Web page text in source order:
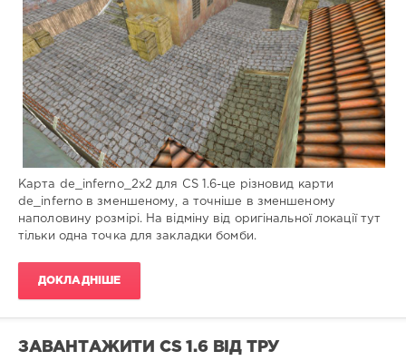
0
Карта de_inferno_2x2 для CS 1.6-це різновид карти
de_inferno в зменшеному, а точніше в зменшеному
наполовину розмірі. На відміну від оригінальної локації тут
тільки одна точка для закладки бомби.
ДОКЛАДНІШЕ
ЗАВАНТАЖИТИ CS 1.6 ВІД ТРУ